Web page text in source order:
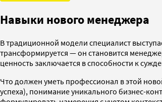
Навыки нового менеджера
В традиционной модели специалист
трансформируется — он становится
ценность заключается в способности к
Что должен уметь профессионал в этой
успеха), понимание уникального бизнес-